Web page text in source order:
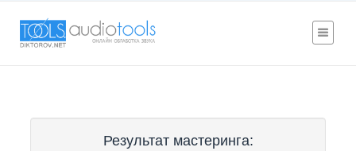
Результат мастеринга: